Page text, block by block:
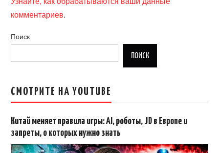
комментариев.
Поиск
ПОИСК
СМОТРИТЕ НА YOUTUBE
Китай меняет правила игры: AI, роботы, JD в Европе и
запреты, о которых нужно знать